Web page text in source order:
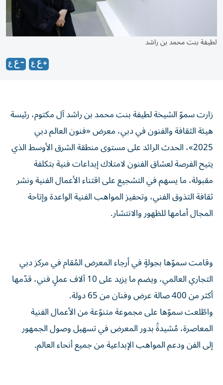
لطيفة بنت محمد بن راشد
زارت سموّ الشيخة لطيفة بنت محمد بن راشد آل مكتوم، رئيسة
هيئة الثقافة والفنون في دبي، معرض «فنون العالم دبي
2025»، الحدث الرائد على مستوى منطقة الشرق الأوسط الذي
يتيح الفرصة لعشاق الفنون لامتلاك إبداعات فنية بتكلفة
مقبولة، ما يسهم في التشجيع على اقتناء الأعمال الفنية ونشر
ثقافة التذوق الفني، وتحفيز المواهب الفنية الواعدة وإتاحة
المجال أمامها للظهور والانتشار.
وقامت سموّها بجولةٍ في أرجاء المعرض المُقام في مركز دبي
التجاري العالمي، ويضم ما يزيد على 10 آلاف عملٍ فني، قدّمها
أكثر من 400 صالة عرض وفنان من 65 دولة.
واطّلعت سموّها على مجموعة متنوّعة من الأعمال الفنية
المعاصرة، مُشيدةً بدور المعرض في تسهيل وصول الجمهور
إلى الفن ودعم المواهب الإبداعية من جميع أنحاء العالم.